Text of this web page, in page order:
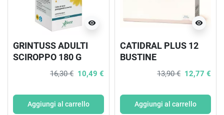
visibility
GRINTUSS ADULTI
SCIROPPO 180 G
16,30 € 10,49 €
Aggiungi al carrello
visibility
CATIDRAL PLUS 12
BUSTINE
13,90 € 12,77 €
Aggiungi al carrello